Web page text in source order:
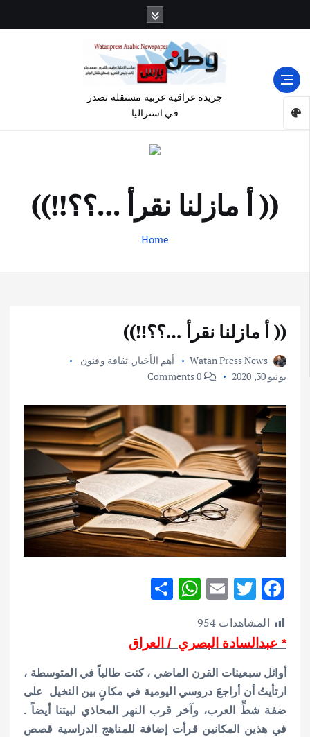
جريدة عراقية عربية مستقلة تصدر
في استراليا
(( أ مازلنا نقرأ …؟؟!!))
Home
(( أ مازلنا نقرأ …؟؟!!))
Watan Press News أهم الأخبار, ثقافة وفنون
يونيو 30, 2020
F
ac
e
b
o
o
k
T
w
it
te
r
E
ai
l
W
at
s
A
p
p
ar
e
المشاهدات 954
* عبدالسادة البصري / العراق
أوائل سبعينات القرن الماضي ، كنت طالباً في المتوسطة ،
ارتأيتُ أن أراجعَ دروسي اليومية في مكانٍ بين النخيل على
ضفة شطِّ العرب، وآخر قرب النهر المحاذي لبيتنا أيضاً .
في هذين المكانين قرأت إضافة للمناهج الدراسية قصص